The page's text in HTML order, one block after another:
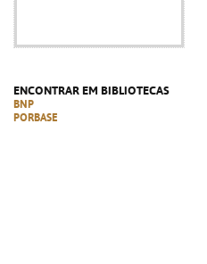
ENCONTRAR EM BIBLIOTECAS
BNP
PORBASE